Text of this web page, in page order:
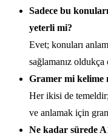
Sadece bu
yeterli mi?
Evet; konuları
sağlamanız oldukça
Gramer mi kelime
Her ikisi de
ve anlamak için
Ne kadar sürede